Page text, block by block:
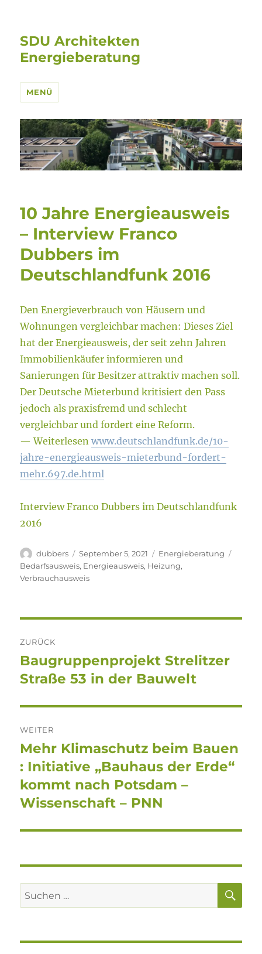
SDU Architekten
Energieberatung
MENÜ
10 Jahre Energieausweis
– Interview Franco
Dubbers im
Deutschlandfunk 2016
Den Energieverbrauch von Häusern und
Wohnungen vergleichbar machen: Dieses Ziel
hat der Energieausweis, der seit zehn Jahren
Immobilienkäufer informieren und
Sanierungen für Besitzer attraktiv machen soll.
Der Deutsche Mieterbund kritisiert den Pass
jedoch als praxisfremd und schlecht
vergleichbar und fordert eine Reform.
— Weiterlesenwww.deutschlandfunk.de/10-
jahre-energieausweis-mieterbund-fordert-
mehr.697.de.html
Interview Franco Dubbers im Deutschlandfunk
2016
Autor
dubbers
Veröffentlicht
am
September 5, 2021 Kategorien
Energieberatung
Bedarfsausweis, Energieausweis, Heizung,
Verbrauchausweis
ZURÜCK
Vorheriger
Beitrag:
Baugruppenprojekt Strelitzer
Straße 53 in der Bauwelt
WEITER
Nächster
Beitrag:
Mehr Klimaschutz beim Bauen
: Initiative „Bauhaus der Erde“
kommt nach Potsdam –
Wissenschaft – PNN
Suchen
nach: